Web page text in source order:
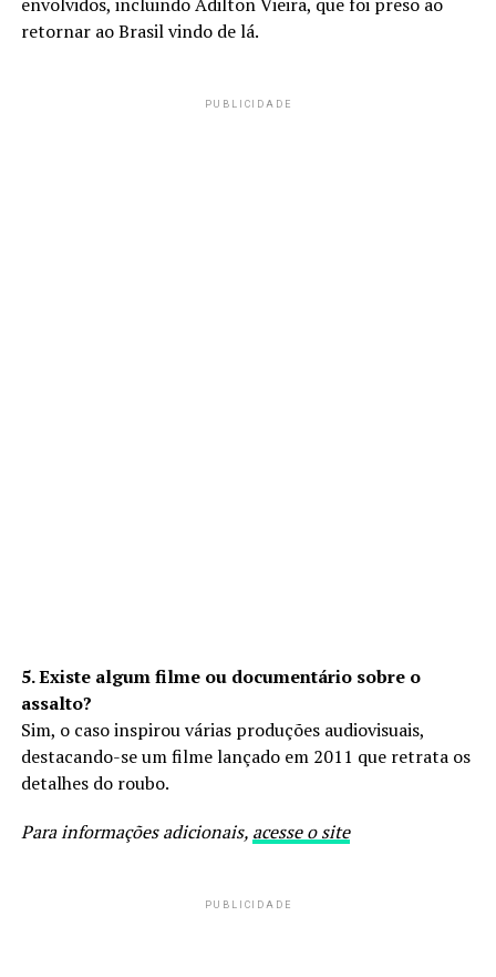
retornar ao Brasil vindo de lá.
PUBLICIDADE
5. Existe algum filme ou documentário sobre o
assalto?
Sim, o caso inspirou várias produções audiovisuais,
destacando-se um filme lançado em 2011 que retrata os
detalhes do roubo.
Para informações adicionais, acesse o site
PUBLICIDADE